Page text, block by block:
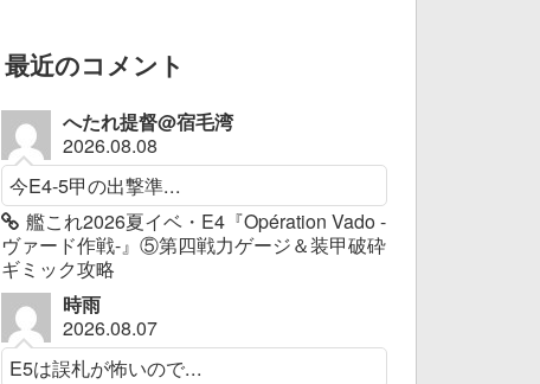
最近のコメント
へたれ提督@宿毛湾
2026.08.08
今E4-5甲の出撃準...
艦これ2026夏イベ・E4『Opération Vado -
ヴァード作戦-』⑤第四戦力ゲージ＆装甲破砕
ギミック攻略
時雨
2026.08.07
E5は誤札が怖いので...